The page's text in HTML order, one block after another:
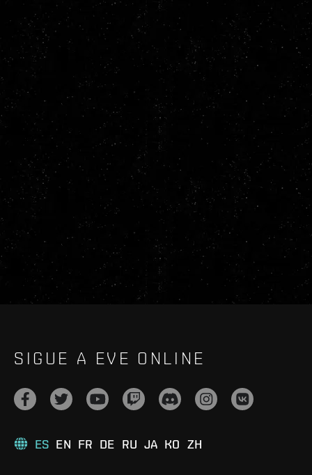
SIGUE A EVE ONLINE
ES EN FR DE RU JA KO ZH